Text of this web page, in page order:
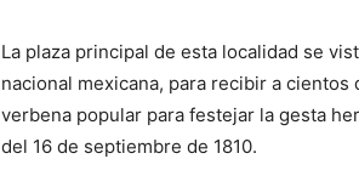
La plaza principal de esta localidad se
nacional mexicana, para recibir a
verbena popular para festejar la gesta
del 16 de septiembre de 1810.